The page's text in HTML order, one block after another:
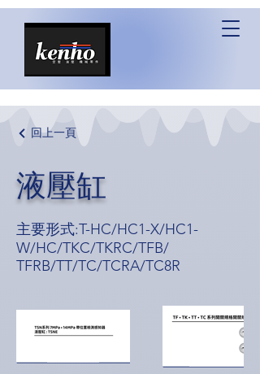
回上一頁
液壓缸
主要形式:T-HC/HC1-X/HC1-
W/HC/TKC/TKRC/TFB/
TFRB/TT/TC/TCRA/TC8R